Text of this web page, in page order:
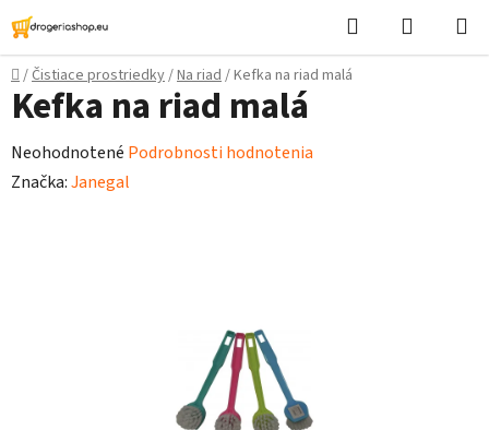
Prejsť
na
obsah
Hľadať
košík
Domov
/Čistiace prostriedky/Na riad/Kefka na riad malá
B
o
č
n
Kefka na riad malá
Priemerné
hodnotenie
Neohodnotené Podrobnosti hodnotenia
Značka:Janegal